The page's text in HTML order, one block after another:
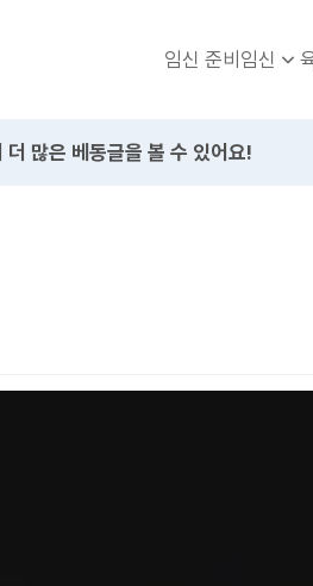
임신 준비임신
더 많은 베동글을 볼 수 있어요!